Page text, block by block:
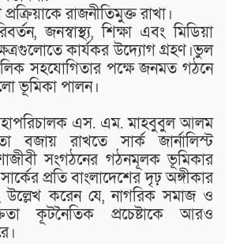
রাজনীতিমুক্ত রাখা।
জনস্বাস্থ্য, শিক্ষা এবং মিডিয়া
কার্যকর উদ্যোগ গ্রহণ।​ভুল
সহযোগিতার পক্ষে জনমত গঠনে
ভূমিকা পালন।
মহাপরিচালক এস. এম. মাহবুবুল আলম
বজায় রাখতে সার্ক জার্নালিস্ট
সংগঠনের গঠনমূলক ভূমিকার
প্রতি বাংলাদেশের দৃঢ় অঙ্গীকার
উল্লেখ করেন যে, নাগরিক সমাজ ও
কূটনৈতিক প্রচেষ্টাকে আরও